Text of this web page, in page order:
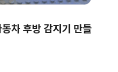
차 후방 감지기 만들